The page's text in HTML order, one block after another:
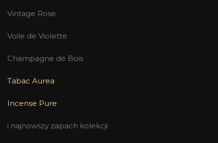
Vintage Rose
Voile de Violette
Champagne de Bois
Tabac Aurea
Incense Pure
i najnowszy zapach kolekcji: